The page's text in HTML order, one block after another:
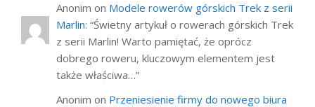
Anonim on Modele rowerów górskich Trek z serii
Marlin: “Świetny artykuł o rowerach górskich Trek
z serii Marlin! Warto pamiętać, że oprócz
dobrego roweru, kluczowym elementem jest
także właściwa…”
Anonim on Przeniesienie firmy do nowego biura